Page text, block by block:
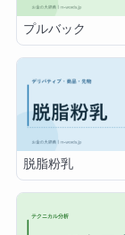
プルバック
脱脂粉乳